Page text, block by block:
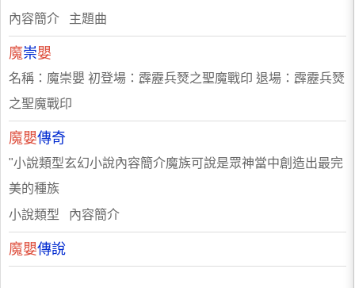
內容簡介 主題曲
魔崇嬰
名稱：魔崇嬰 初登場：霹靂兵燹之聖魔戰印 退場：霹靂兵燹
之聖魔戰印
魔嬰傳奇
"小說類型玄幻小說內容簡介魔族可說是眾神當中創造出最完
美的種族
小說類型 內容簡介
魔嬰傳說